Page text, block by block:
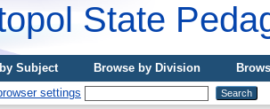
State
Subject Browse by Division